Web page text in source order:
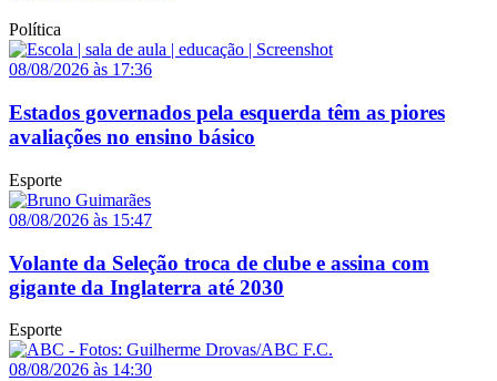
Política
08/08/2026 às 17:36
Estados governados pela esquerda têm as piores
avaliações no ensino básico
Esporte
08/08/2026 às 15:47
Volante da Seleção troca de clube e assina com
gigante da Inglaterra até 2030
Esporte
08/08/2026 às 14:30